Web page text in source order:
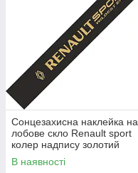
Сонцезахисна наклейка на
лобове скло Renault sport
колер надпису золотий
В наявності